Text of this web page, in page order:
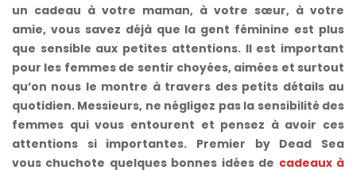
un cadeau à votre maman, à votre sœur, à votre
amie, vous savez déjà que la gent féminine est plus
que sensible aux petites attentions. Il est important
pour les femmes de sentir choyées, aimées et surtout
qu’on nous le montre à travers des petits détails au
quotidien. Messieurs, ne négligez pas la sensibilité des
femmes qui vous entourent et pensez à avoir ces
attentions si importantes. Premier by Dead Sea
vous chuchote quelques bonnes idées de cadeaux à